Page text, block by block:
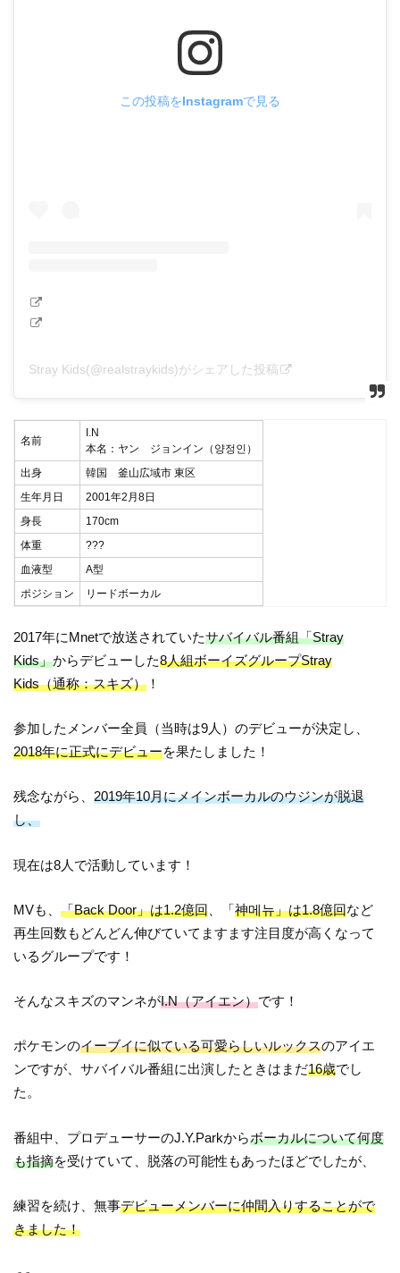
この投稿をInstagramで見る
Stray Kids(@realstraykids)がシェアした投稿
名前
I.N
本名：ヤン ジョンイン（양정인）
出身
韓国 釜山広域市 東区
生年月日
2001年2月8日
身長
170cm
体重
???
血液型
A型
ポジション
リードボーカル
2017年にMnetで放送されていたサバイバル番組「Stray
Kids」からデビューした8人組ボーイズグループStray
Kids（通称：スキズ） ！
参加したメンバー全員（当時は9人）のデビューが決定し、
2018年に正式にデビューを果たしました！
残念ながら、2019年10月にメインボーカルのウジンが脱退
し、
現在は8人で活動しています！
MVも、「Back Door」は1.2億回 、「神메뉴」は1.8億回など
再生回数もどんどん伸びていてますます注目度が高くなって
いるグループです！
そんなスキズのマンネがI.N（アイエン）です！
ポケモンのイーブイに似ている可愛らしいルックスのアイエ
ンですが、サバイバル番組に出演したときはまだ16歳でし
た。
番組中、プロデューサーのJ.Y.Parkからボーカルについて何度
も指摘を受けていて、脱落の可能性もあったほどでしたが、
練習を続け、無事デビューメンバーに仲間入りすることがで
きました！